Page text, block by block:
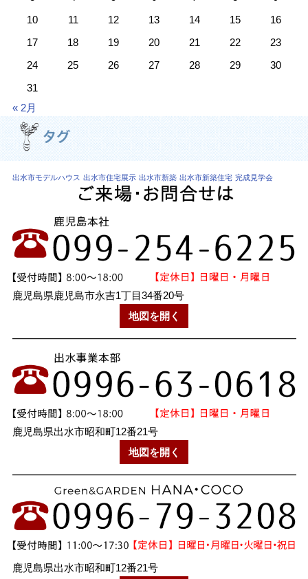
10
11 12 13 14 15
16
17
18 19 20 21 22
23
24
25 26 27 28 29
30
31
« 2月
出水市モデルハウス 出水市住宅展示 出水市新築 出水市新築住宅 完成見学会
鹿児島県鹿児島市永吉1丁目34番20号
地図を開く
鹿児島県出水市昭和町12番21号
地図を開く
鹿児島県出水市昭和町12番21号